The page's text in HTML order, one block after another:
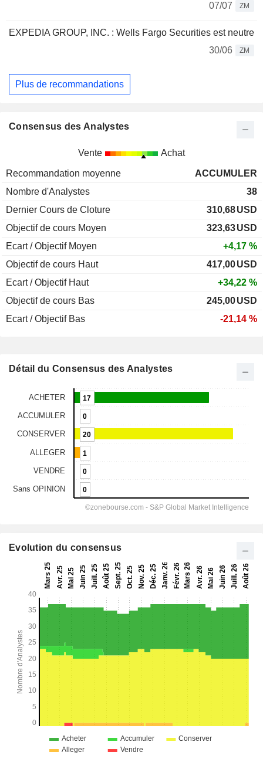
07/07
ZM
EXPEDIA GROUP, INC. : Wells Fargo Securities est neutre
30/06
ZM
Plus de recommandations
Consensus des Analystes
Vente Achat
Recommandation moyenne
ACCUMULER
Nombre d'Analystes
38
Dernier Cours de Cloture
310,68USD
Objectif de cours Moyen
323,63USD
Ecart / Objectif Moyen
+4,17 %
Objectif de cours Haut
417,00USD
Ecart / Objectif Haut
+34,22 %
Objectif de cours Bas
245,00USD
Ecart / Objectif Bas
-21,14 %
Détail du Consensus des Analystes
Evolution du consensus